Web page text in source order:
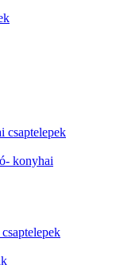
csaptelepek
konyhai